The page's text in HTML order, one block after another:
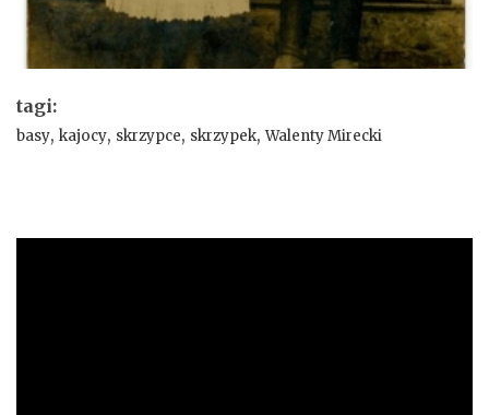
tagi:
basy, kajocy, skrzypce, skrzypek,Walenty Mirecki